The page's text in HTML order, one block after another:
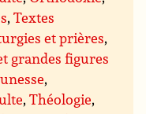
,Textes
et prières,
grandes figures
,
,Théologie,